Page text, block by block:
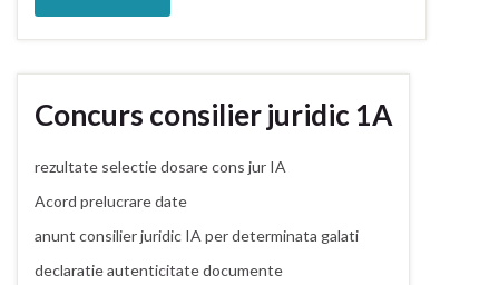
Concurs consilier juridic 1A
rezultate selectie dosare cons jur IA
Acord prelucrare date
anunt consilier juridic IA per determinata galati
declaratie autenticitate documente